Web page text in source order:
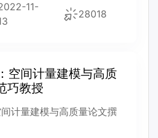
11-
28018
空间计量建模与高质
巧教授
计量建模与高质量论文撰